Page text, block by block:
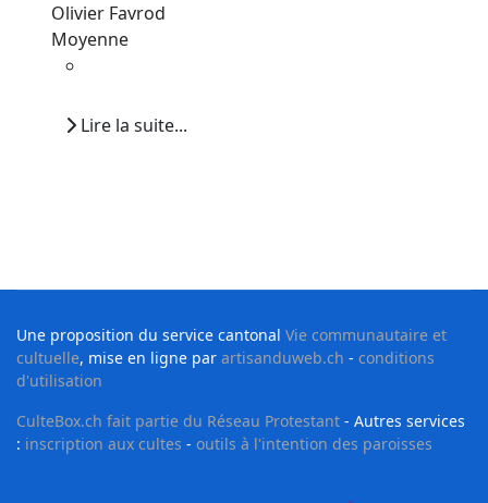
Olivier Favrod
Moyenne
Lire la suite...
Une proposition du service cantonal Vie communautaire et
cultuelle, mise en ligne par artisanduweb.ch - conditions
d'utilisation
CulteBox.ch fait partie du Réseau Protestant - Autres services
: inscription aux cultes - outils à l'intention des paroisses